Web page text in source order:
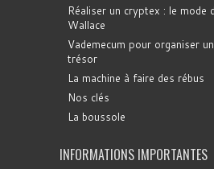
Réaliser un cryptex : le mode
Wallace
Vademecum pour organiser
trésor
La machine à faire des rébus
Nos clés
La boussole
INFORMATIONS IMPORTANTES